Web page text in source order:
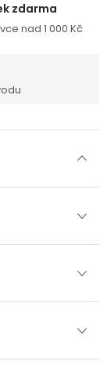
zdarma
nad 1 000 Kč